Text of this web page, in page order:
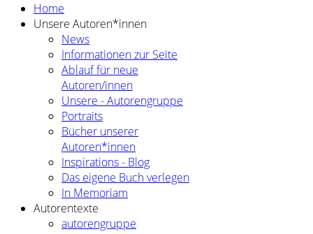
Home
Unsere Autoren*innen
News
Informationen zur Seite
Ablauf für neue
Autoren/innen
Unsere - Autorengruppe
Portraits
Bücher unserer
Autoren*innen
Inspirations - Blog
Das eigene Buch verlegen
In Memoriam
Autorentexte
autorengruppe